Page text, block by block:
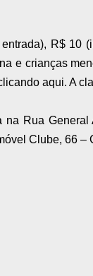
R$ 10
e crianças
aqui. A
Rua
Clube, 66 –